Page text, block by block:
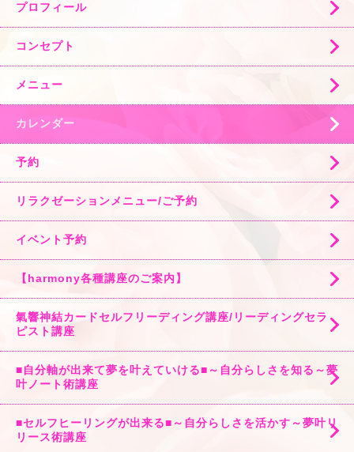
プロフィール
コンセプト
メニュー
カレンダー
予約
リラクゼーションメニュー/ご予約
イベント予約
【harmony各種講座のご案内】
氣響神結カードセルフリーディング講座/リーディングセラ
ピスト講座
■自分軸が出来て夢を叶えていける■～自分らしさを知る～夢
叶ノート術講座
■セルフヒーリングが出来る■～自分らしさを活かす～夢叶リ
リース術講座